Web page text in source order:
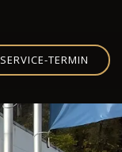
SERVICE-TERMIN